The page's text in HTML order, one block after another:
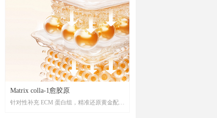
Matrix colla-1愈胶原
针对性补充 ECM 蛋白组，精准还原黄金配